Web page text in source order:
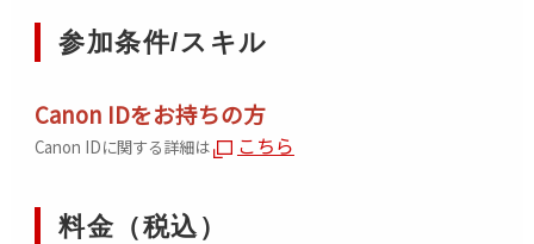
席の用意はございません。
で、予めご了承ください。
※本イベントはイベント風景を撮影させていただきま
また、撮影した写真・動画はキヤノン公式WEBサイ
参加条件/スキル
Canon IDをお持ちの方
Canon IDに関する詳細は こちら
料金（税込）